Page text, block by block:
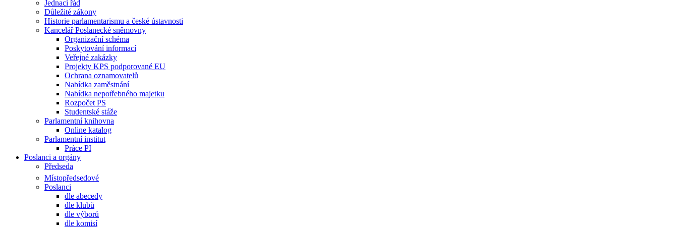
Jednací řád
Důležité zákony
Historie parlamentarismu a české ústavnosti
Kancelář Poslanecké sněmovny
Organizační schéma
Poskytování informací
Veřejné zakázky
Projekty KPS podporované EU
Ochrana oznamovatelů
Nabídka zaměstnání
Nabídka nepotřebného majetku
Rozpočet PS
Studentské stáže
Parlamentní knihovna
Online katalog
Parlamentní institut
Práce PI
Poslanci a orgány
Předseda
Místopředsedové
Poslanci
dle abecedy
dle klubů
dle výborů
dle komisí